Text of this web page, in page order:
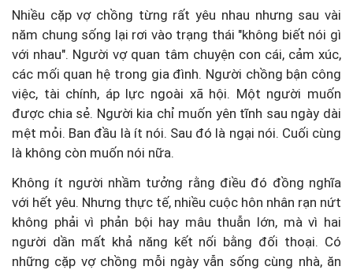
Nhiều cặp vợ chồng từng rất yêu nhau nhưng sau vài
năm chung sống lại rơi vào trạng thái "không biết nói gì
với nhau". Người vợ quan tâm chuyện con cái, cảm xúc,
các mối quan hệ trong gia đình. Người chồng bận công
việc, tài chính, áp lực ngoài xã hội. Một người muốn
được chia sẻ. Người kia chỉ muốn yên tĩnh sau ngày dài
mệt mỏi. Ban đầu là ít nói. Sau đó là ngại nói. Cuối cùng
là không còn muốn nói nữa.
Không ít người nhầm tưởng rằng điều đó đồng nghĩa
với hết yêu. Nhưng thực tế, nhiều cuộc hôn nhân rạn nứt
không phải vì phản bội hay mâu thuẫn lớn, mà vì hai
người dần mất khả năng kết nối bằng đối thoại. Có
những cặp vợ chồng mỗi ngày vẫn sống cùng nhà, ăn